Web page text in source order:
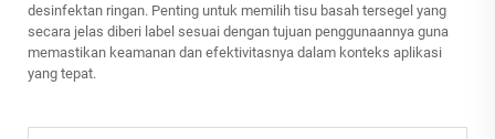
desinfektan ringan. Penting untuk memilih tisu basah tersegel yang
secara jelas diberi label sesuai dengan tujuan penggunaannya guna
memastikan keamanan dan efektivitasnya dalam konteks aplikasi
yang tepat.